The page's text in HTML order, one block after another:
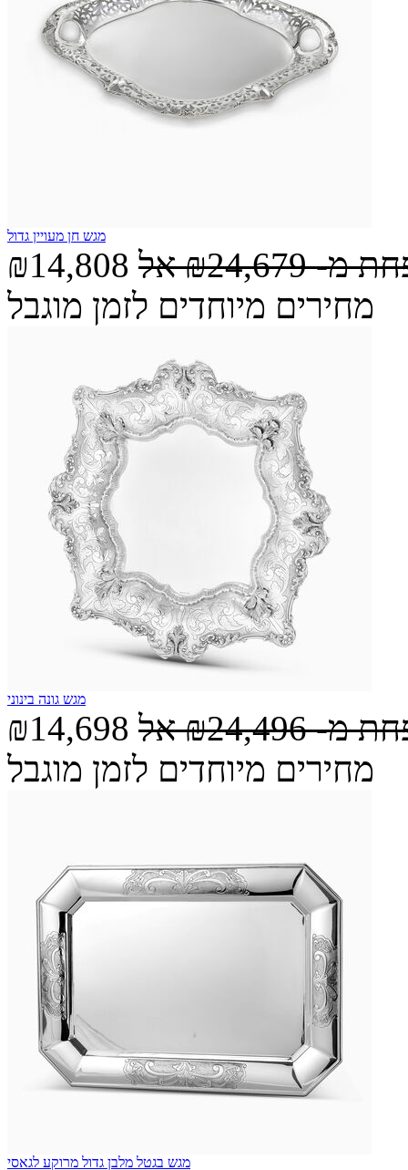
מגש חן מעויין גדול
₪14,808 מ-₪24,679 אל
מחירים מיוחדים לזמן מוגבל
מגש גונה בינוני
₪14,698 מ-₪24,496 אל
מחירים מיוחדים לזמן מוגבל
מגש בגטל מלבן גדול מרוקע לגאסי